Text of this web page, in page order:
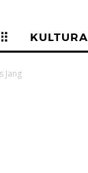
KULTURA
Jang